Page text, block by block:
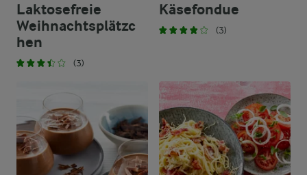
Laktosefreie
Weihnachtsplätzc
hen
(3)
Käsefondue
(3)